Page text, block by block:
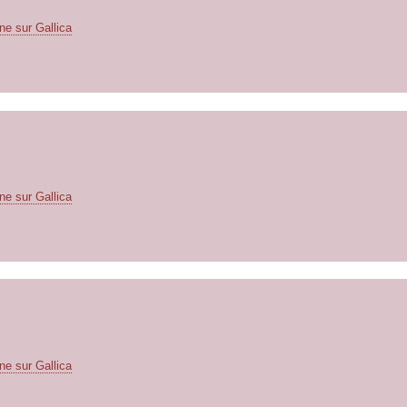
sur Gallica
sur Gallica
sur Gallica